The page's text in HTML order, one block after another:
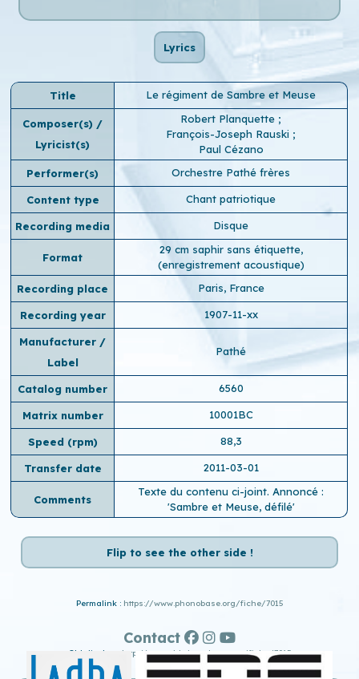
Lyrics
Title Le régiment de Sambre et Meuse
Composer(s) /
Lyricist(s)
Robert Planquette ;
François-Joseph Rauski ;
Paul Cézano
Performer(s)
Orchestre Pathé frères
Content type Chant patriotique
Recording media Disque
Format
29 cm saphir sans étiquette,
(enregistrement acoustique)
Recording place
Paris, France
Recording year 1907-11-xx
Manufacturer /
Label
Pathé
Catalog number 6560
Matrix number 10001BC
Speed ​​(rpm) 88,3
Transfer date 2011-03-01
Comments
Texte du contenu ci-joint. Annoncé :
'Sambre et Meuse, défilé'
Flip to see the other side !
Permalink : https://www.phonobase.org/fiche/7015
Old display : http://www.old.phonobase.org/fiche/7015
Contact